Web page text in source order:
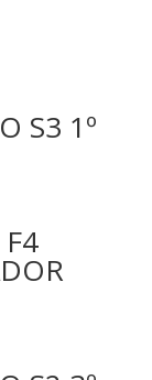
S3 1º